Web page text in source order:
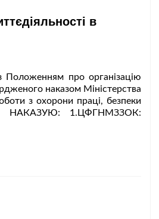
в
Положенням про організацію
наказом Міністерства
з охорони праці, безпеки
НАКАЗУЮ: 1.ЦФГНМЗЗОК: